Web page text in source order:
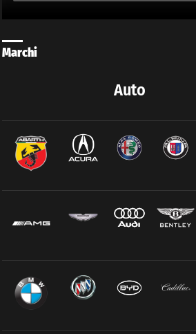
Marchi
Auto